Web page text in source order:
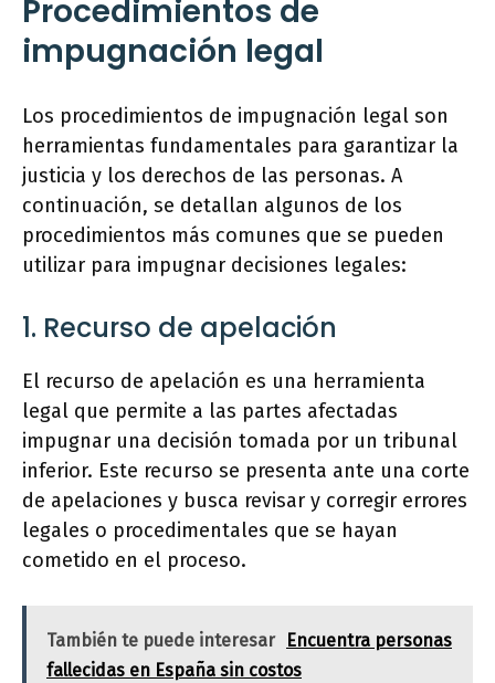
Procedimientos de
impugnación legal
Los procedimientos de impugnación legal son
herramientas fundamentales para garantizar la
justicia y los derechos de las personas. A
continuación, se detallan algunos de los
procedimientos más comunes que se pueden
utilizar para impugnar decisiones legales:
1. Recurso de apelación
El recurso de apelación es una herramienta
legal que permite a las partes afectadas
impugnar una decisión tomada por un tribunal
inferior. Este recurso se presenta ante una corte
de apelaciones y busca revisar y corregir errores
legales o procedimentales que se hayan
cometido en el proceso.
También te puede interesar
Encuentra personas
fallecidas en España sin costos